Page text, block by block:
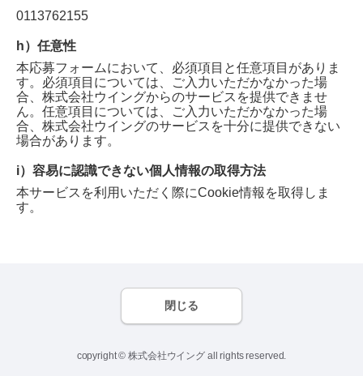
0113762155
h）任意性
本応募フォームにおいて、必須項目と任意項目がありま
す。必須項目については、ご入力いただかなかった場
合、 株式会社ウイングからのサービスを提供できませ
ん。任意項目については、ご入力いただかなかった場
合、 株式会社ウイングのサービスを十分に提供できない
場合があります。
i）容易に認識できない個人情報の取得方法
本サービスを利用いただく際にCookie情報を取得しま
す。
閉じる
copyright © 株式会社ウイング all rights reserved.